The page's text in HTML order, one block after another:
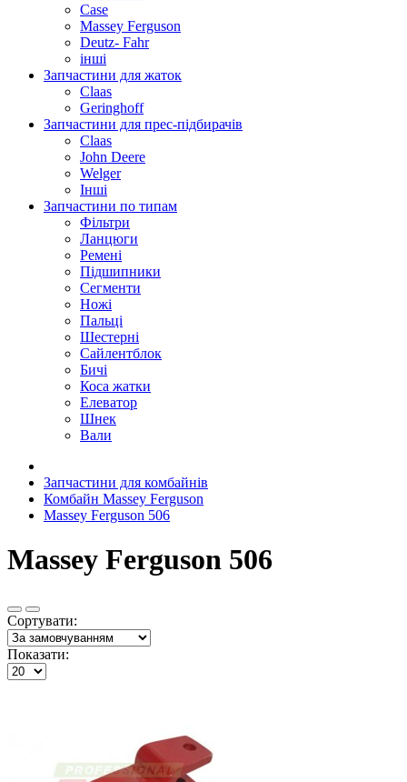
Case
Massey Ferguson
Deutz- Fahr
інші
Запчастини для жаток
Claas
Geringhoff
Запчастини для прес-підбирачів
Claas
John Deere
Welger
Інші
Запчастини по типам
Фільтри
Ланцюги
Ремені
Підшипники
Сегменти
Ножі
Пальці
Шестерні
Сайлентблок
Бичі
Коса жатки
Елеватор
Шнек
Вали
Запчастини для комбайнів
Комбайн Massey Ferguson
Massey Ferguson 506
Massey Ferguson 506
Сортувати:
Показати: